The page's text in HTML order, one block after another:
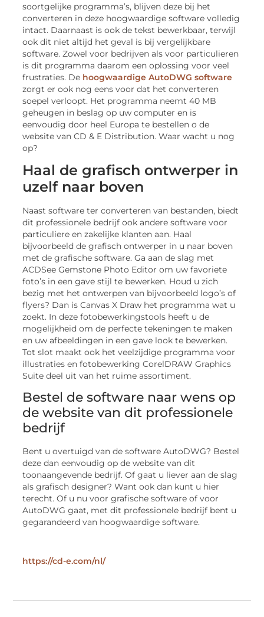
soortgelijke programma’s, blijven deze bij het
converteren in deze hoogwaardige software volledig
intact. Daarnaast is ook de tekst bewerkbaar, terwijl
ook dit niet altijd het geval is bij vergelijkbare
software. Zowel voor bedrijven als voor particulieren
is dit programma daarom een oplossing voor veel
frustraties. De hoogwaardige AutoDWG software
zorgt er ook nog eens voor dat het converteren
soepel verloopt. Het programma neemt 40 MB
geheugen in beslag op uw computer en is
eenvoudig door heel Europa te bestellen o de
website van CD & E Distribution. Waar wacht u nog
op?
Haal de grafisch ontwerper in
uzelf naar boven
Naast software ter converteren van bestanden, biedt
dit professionele bedrijf ook andere software voor
particuliere en zakelijke klanten aan. Haal
bijvoorbeeld de grafisch ontwerper in u naar boven
met de grafische software. Ga aan de slag met
ACDSee Gemstone Photo Editor om uw favoriete
foto’s in een gave stijl te bewerken. Houd u zich
bezig met het ontwerpen van bijvoorbeeld logo’s of
flyers? Dan is Canvas X Draw het programma wat u
zoekt. In deze fotobewerkingstools heeft u de
mogelijkheid om de perfecte tekeningen te maken
en uw afbeeldingen in een gave look te bewerken.
Tot slot maakt ook het veelzijdige programma voor
illustraties en fotobewerking CorelDRAW Graphics
Suite deel uit van het ruime assortiment.
Bestel de software naar wens op
de website van dit professionele
bedrijf
Bent u overtuigd van de software AutoDWG? Bestel
deze dan eenvoudig op de website van dit
toonaangevende bedrijf. Of gaat u liever aan de slag
als grafisch designer? Want ook dan kunt u hier
terecht. Of u nu voor grafische software of voor
AutoDWG gaat, met dit professionele bedrijf bent u
gegarandeerd van hoogwaardige software.
https://cd-e.com/nl/